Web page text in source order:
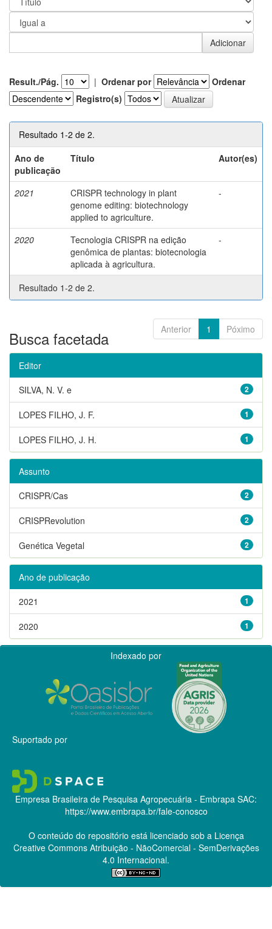
Result./Pág. | Ordenar por
Ordenar
Registro(s)
Resultado 1-2 de 2.
Ano de
publicação
Título Autor(es)
2021
CRISPR technology in plant
genome editing: biotechnology
applied to agriculture.
-
2020
Tecnologia CRISPR na edição
genômica de plantas: biotecnologia
aplicada à agricultura.
-
Resultado 1-2 de 2.
Anterior 1 Póximo
Busca facetada
Editor
2
SILVA, N. V. e
1
LOPES FILHO, J. F.
1
LOPES FILHO, J. H.
Assunto
2
CRISPR/Cas
2
CRISPRevolution
2
Genética Vegetal
Ano de publicação
1
2021
1
2020
Indexado por
Suportado por
Empresa Brasileira de Pesquisa Agropecuária - Embrapa SAC:
https://www.embrapa.br/fale-conosco
O conteúdo do repositório está licenciado sob a Licença
Creative CommonsAtribuição - NãoComercial - SemDerivações
4.0 Internacional.